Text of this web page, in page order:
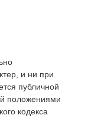
и ни при
публичной
положениями
кодекса